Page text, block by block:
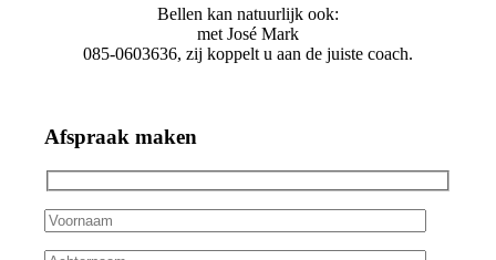
Bellen kan natuurlijk ook:
met José Mark
085-0603636, zij koppelt u aan de juiste coach.
Afspraak maken